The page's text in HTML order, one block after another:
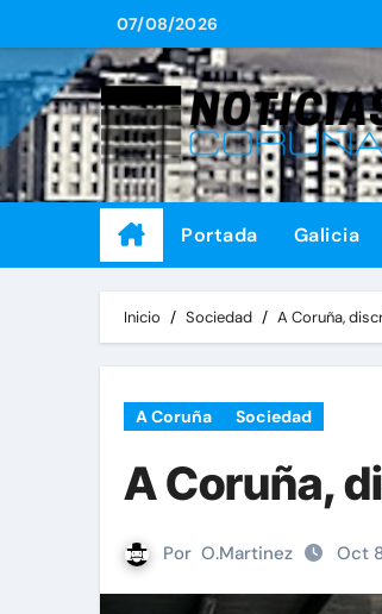
al
contenido
07/08/2026
Portada Galicia
Inicio Sociedad A Coruña,
A Coruña Sociedad
A Coruña,
Por O.Martinez Oct